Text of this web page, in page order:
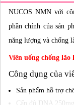
NUCOS NMN với
phần chính của sản
năng lượng và chống
Viên uống chống lão
Công dụng của
Sản phẩm hỗ trợ
Cấp độ DNA